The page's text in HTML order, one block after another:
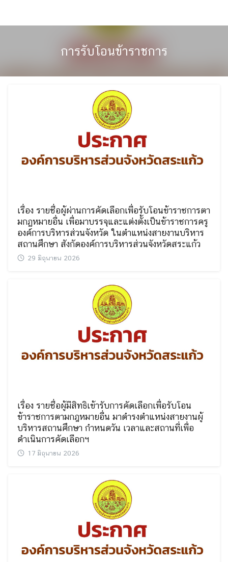
การรับโอนข้าราชการ
เรื่อง รายชื่อผู้ผ่านการคัดเลือกเพื่อรับโอนข้าราชการตา
มกฏหมายอื่น เพื่อมาบรรจุและแต่งตั้งเป็นข้าราชการครู
องค์การบริหารส่วนจังหวัด ในตำแหน่งสายงานบริหาร
สถานศึกษา สังกัดองค์การบริหารส่วนจังหวัดสระแก้ว
29 มิถุนายน 2026
เรื่อง รายชื่อผู้มีสิทธิเข้ารับการคัดเลือกเพื่อรับโอน
ข้าราชการตามกฎหมายอื่น มาดำรงตำแหน่งสายงานผู้
บริหารสถานศึกษา กำหนดวัน เวลาและสถานที่เพื่อ
ดำเนินการคัดเลือกฯ
17 มิถุนายน 2026